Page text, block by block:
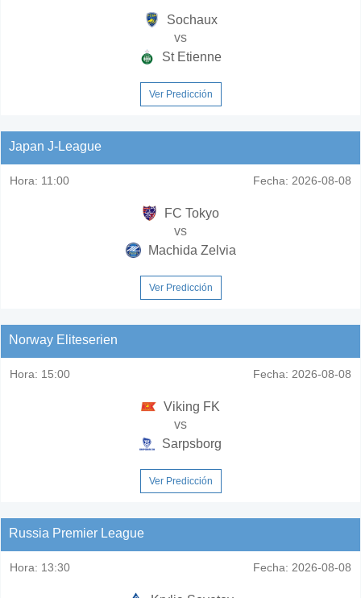
Sochaux
vs
St Etienne
Ver Predicción
Japan J-League
Hora: 11:00 Fecha: 2026-08-08
FC Tokyo
vs
Machida Zelvia
Ver Predicción
Norway Eliteserien
Hora: 15:00 Fecha: 2026-08-08
Viking FK
vs
Sarpsborg
Ver Predicción
Russia Premier League
Hora: 13:30 Fecha: 2026-08-08